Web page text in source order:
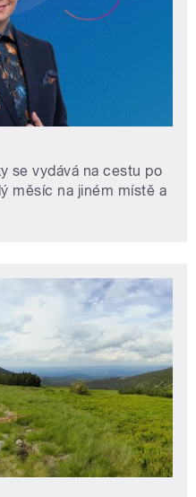
se vydává na cestu po
měsíc na jiném místě a